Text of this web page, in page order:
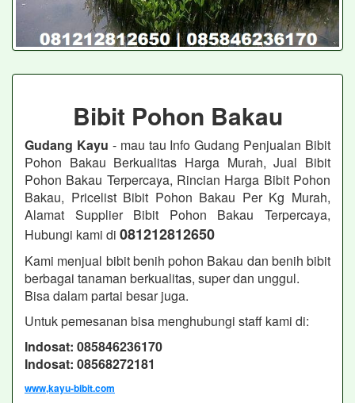
Bibit Pohon Bakau
Gudang Kayu - mau tau Info Gudang Penjualan Bibit
Pohon Bakau Berkualitas Harga Murah, Jual Bibit
Pohon Bakau Terpercaya, Rincian Harga Bibit Pohon
Bakau, Pricelist Bibit Pohon Bakau Per Kg Murah,
Alamat Supplier Bibit Pohon Bakau Terpercaya,
Hubungi kami di 081212812650
Kami menjual bibit benih pohon Bakau dan benih bibit
berbagai tanaman berkualitas, super dan unggul.
Bisa dalam partai besar juga.
Untuk pemesanan bisa menghubungi staff kami di:
Indosat: 085846236170
Indosat: 08568272181
www,kayu-bibit.com